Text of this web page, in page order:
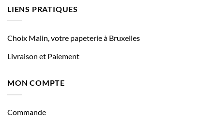
LIENS PRATIQUES
Choix Malin, votre papeterie à Bruxelles
Livraison et Paiement
MON COMPTE
Commande